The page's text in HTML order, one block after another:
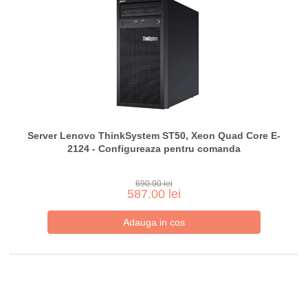
Server Lenovo ThinkSystem ST50, Xeon Quad Core E-
2124 - Configureaza pentru comanda
690.00 lei
587.00 lei